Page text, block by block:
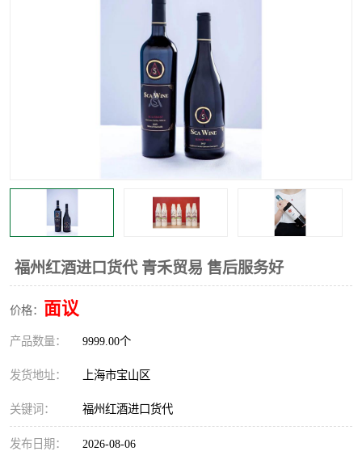
福州红酒进口货代 青禾贸易 售后服务好
价格： 面议
产品数量： 9999.00个
发货地址： 上海市宝山区
关键词： 福州红酒进口货代
发布日期： 2026-08-06
机床进口清关